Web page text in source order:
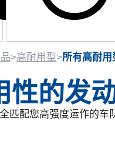
汽车制动液
>高耐用型>所有高耐用
的发动
匹配您高强度运作的车